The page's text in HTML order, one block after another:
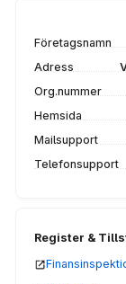
Företagsnamn
Adress
Org.nummer
Hemsida
Mailsupport
Telefonsupport
Register &